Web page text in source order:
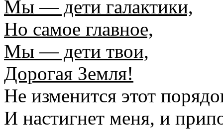
Мы — дети галактики,
Но самое главное,
Мы — дети твои,
Дорогая Земля!
Не изменится этот
И настигнет меня, и